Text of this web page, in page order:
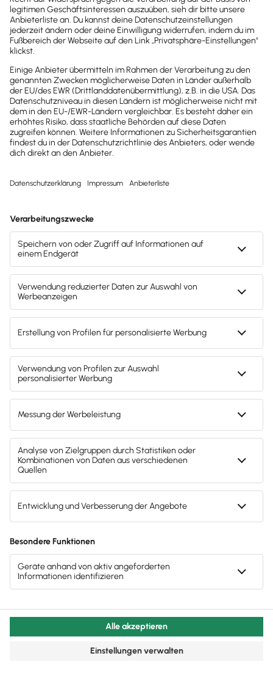
Finanzierungszieleabgeleitet werden. Daraus
wiederum ergeben sich die vom Unternehmen
selbst gesteckten Ziele für die Börsennotierung.
Dabei stehen in der Regel zwei wesentliche
Fragestellungen im Fokus:
Wie ist das Unternehmen mit seinem Potenzial,
seinen Chancen und Risiken sowie seinen
Stärken und Schwächen generell positioniert?
Wie ist das Unternehmen demgegenüber am
Fragestellungen können die relevanten Inhalte einer
gezielten IR-Strategie zusammengestellt werden. In
zweiter Instanz geht es dabei aber auch um eine
optimierte Transparenzfür Investoren, Analysten
und Finanzmedien. Besprich die wesentlichen
Bestandteile deines Strategieplans und informiere
alle weiteren Stakeholder jedes Quartal neu über die
Aktivitäten an den Märkten.
Behalte alle wichtigen Termine im Blick
Ob bei der Steuer oder im Personalbereich: Mit
Termin!
Analyse und Bewertung der
Unternehmensperformance